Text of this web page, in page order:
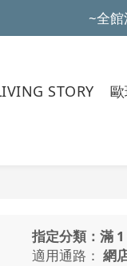
~全
~全
~全
STORY
指定分類：滿
適用通路： 網